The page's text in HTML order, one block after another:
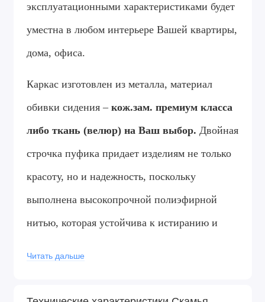
эксплуатационными характеристиками будет
уместна в любом интерьере Вашей квартиры,
дома, офиса.
Каркас изготовлен из металла, материал
обивки сидения – кож.зам. премиум класса
либо ткань (велюр) на Ваш выбор. Двойная
строчка пуфика придает изделиям не только
красоту, но и надежность, поскольку
выполнена высокопрочной полиэфирной
нитью, которая устойчива к истиранию и
Читать дальше